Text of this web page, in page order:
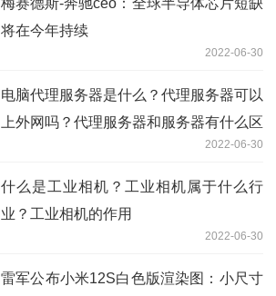
将在今年持续
2022-06-30
电脑代理服务器是什么？代理服务器可以
上外网吗？代理服务器和服务器有什么区
2022-06-30
什么是工业相机？工业相机属于什么行
业？工业相机的作用
2022-06-30
雷军公布小米12S白色版渲染图：小尺寸